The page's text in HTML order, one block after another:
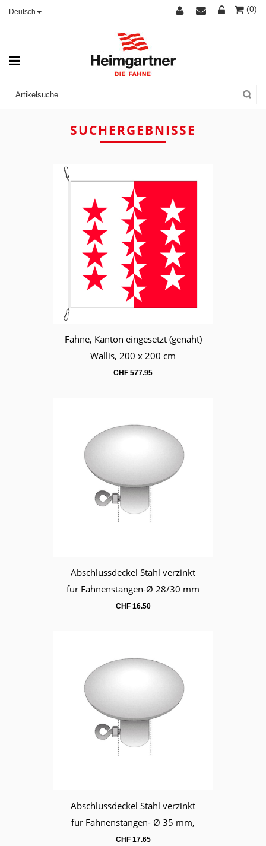
Deutsch (0)
SUCHERGEBNISSE
Warenkorb
Fahne, Kanton eingesetzt (genäht)
Wallis, 200 x 200 cm
CHF 577.95
Warenkorb
Abschlussdeckel Stahl verzinkt
für Fahnenstangen-Ø 28/30 mm
CHF16.50
Warenkorb
Abschlussdeckel Stahl verzinkt
für Fahnenstangen- Ø 35 mm,
CHF17.65